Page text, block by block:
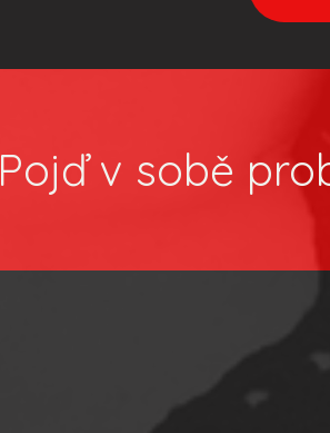
Pojď v sobě